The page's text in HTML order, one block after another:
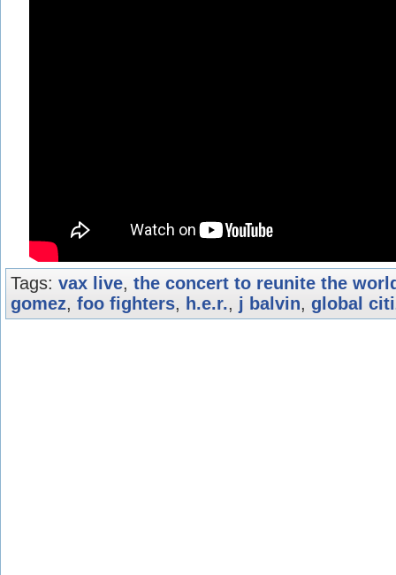
Tags: vax live, the concert to reunite the
gomez, foo fighters, h.e.r., j balvin, global